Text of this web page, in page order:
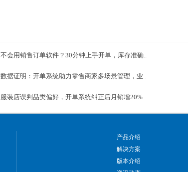
不会用销售订单软件？30分钟上手开单，库存准确..
数据证明：开单系统助力零售商家多场景管理，业..
服装店误判品类偏好，开单系统纠正后月销增20%
产品介绍
解决方案
版本介绍